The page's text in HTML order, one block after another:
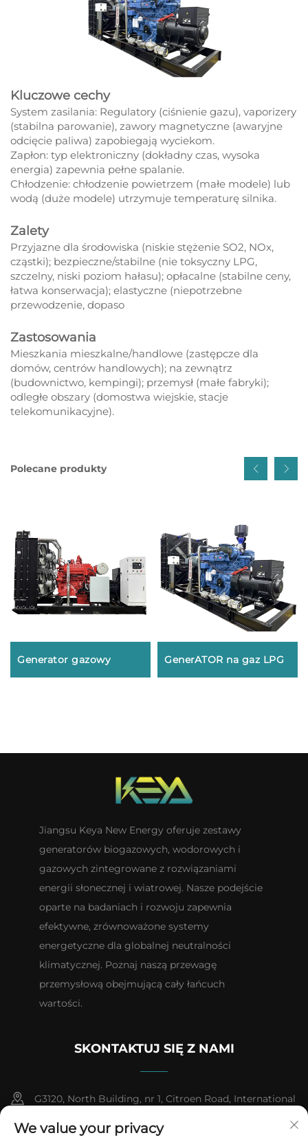
Kluczowe cechy
System zasilania: Regulatory (ciśnienie gazu), vaporizery
(stabilna parowanie), zawory magnetyczne (awaryjne
odcięcie paliwa) zapobiegają wyciekom.
Zapłon: typ elektroniczny (dokładny czas, wysoka
energia) zapewnia pełne spalanie.
Chłodzenie: chłodzenie powietrzem (małe modele) lub
wodą (duże modele) utrzymuje temperaturę silnika.
Zalety
Przyjazne dla środowiska (niskie stężenie SO2, NOx,
cząstki); bezpieczne/stabilne (nie toksyczny LPG,
szczelny, niski poziom hałasu); opłacalne (stabilne ceny,
łatwa konserwacja); elastyczne (niepotrzebne
przewodzenie, dopaso
Zastosowania
Mieszkania mieszkalne/handlowe (zastępcze dla
domów, centrów handlowych); na zewnątrz
(budownictwo, kempingi); przemysł (małe fabryki);
odległe obszary (domostwa wiejskie, stacje
telekomunikacyjne).
Polecane produkty
Generator gazowy GenerATOR na gaz LPG
Jiangsu Keya New Energy oferuje zestawy
generatorów biogazowych, wodorowych i
gazowych zintegrowane z rozwiązaniami
energii słonecznej i wiatrowej. Nasze podejście
oparte na badaniach i rozwoju zapewnia
efektywne, zrównoważone systemy
energetyczne dla globalnej neutralności
klimatycznej. Poznaj naszą przewagę
przemysłową obejmującą cały łańcuch
wartości.
SKONTAKTUJ SIĘ Z NAMI
G3120, North Building, nr 1, Citroen Road, International
Automobile City, Pharmaceutical High-tech Industrial
Development Zone, Taizhou City, Jiangsu Province
We value your privacy